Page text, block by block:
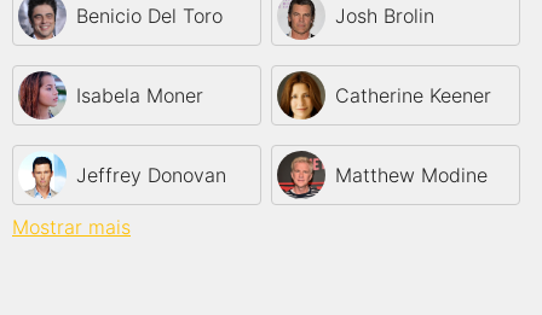
Benicio Del Toro Josh Brolin
Isabela Moner Catherine Keener
Jeffrey Donovan Matthew Modine
Mostrar mais